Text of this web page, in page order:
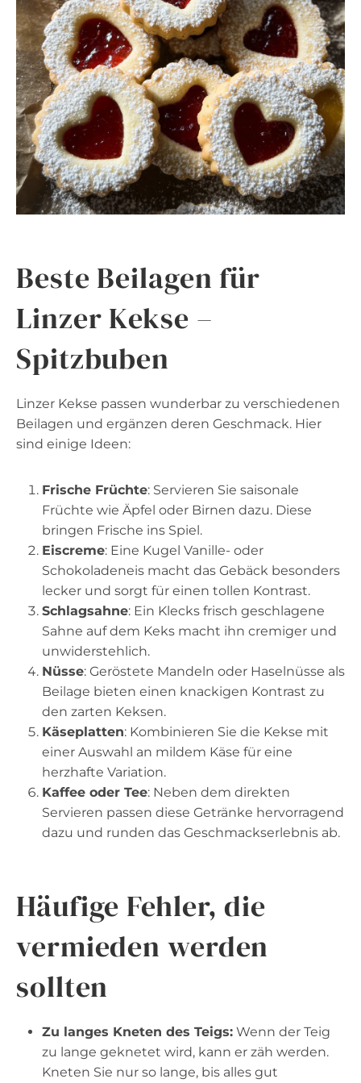
Beste Beilagen für
Linzer Kekse –
Spitzbuben
Linzer Kekse passen wunderbar zu verschiedenen
Beilagen und ergänzen deren Geschmack. Hier
sind einige Ideen:
Frische Früchte: Servieren Sie saisonale
Früchte wie Äpfel oder Birnen dazu. Diese
bringen Frische ins Spiel.
Eiscreme: Eine Kugel Vanille- oder
Schokoladeneis macht das Gebäck besonders
lecker und sorgt für einen tollen Kontrast.
Schlagsahne: Ein Klecks frisch geschlagene
Sahne auf dem Keks macht ihn cremiger und
unwiderstehlich.
Nüsse: Geröstete Mandeln oder Haselnüsse als
Beilage bieten einen knackigen Kontrast zu
den zarten Keksen.
Käseplatten: Kombinieren Sie die Kekse mit
einer Auswahl an mildem Käse für eine
herzhafte Variation.
Kaffee oder Tee: Neben dem direkten
Servieren passen diese Getränke hervorragend
dazu und runden das Geschmackserlebnis ab.
Häufige Fehler, die
vermieden werden
sollten
Zu langes Kneten des Teigs: Wenn der Teig
zu lange geknetet wird, kann er zäh werden.
Kneten Sie nur so lange, bis alles gut